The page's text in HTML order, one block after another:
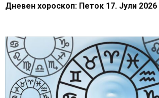
Дневен хороскоп: Петок 17. Јули 2026